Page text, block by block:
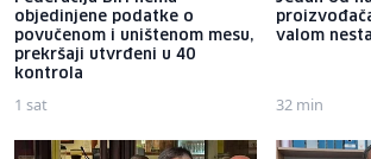
objedinjene podatke o
povučenom i uništenom mesu,
prekršaji utvrđeni u 40
kontrola
1 sat
valom
32 min